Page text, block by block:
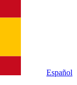
Español